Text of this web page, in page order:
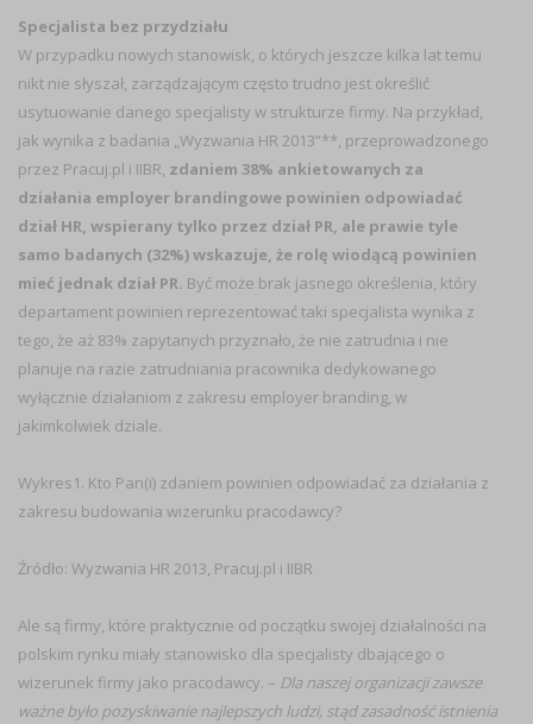
Specjalista bez przydziału
W przypadku nowych stanowisk, o których jeszcze kilka lat temu
nikt nie słyszał, zarządzającym często trudno jest określić
usytuowanie danego specjalisty w strukturze firmy. Na przykład,
jak wynika z badania „Wyzwania HR 2013”**, przeprowadzonego
przez Pracuj.pl i IIBR, zdaniem 38% ankietowanych za
działania employer brandingowe powinien odpowiadać
dział HR, wspierany tylko przez dział PR, ale prawie tyle
samo badanych (32%) wskazuje, że rolę wiodącą powinien
mieć jednak dział PR. Być może brak jasnego określenia, który
departament powinien reprezentować taki specjalista wynika z
tego, że aż 83% zapytanych przyznało, że nie zatrudnia i nie
planuje na razie zatrudniania pracownika dedykowanego
wyłącznie działaniom z zakresu employer branding, w
jakimkolwiek dziale.
Wykres1. Kto Pan(i) zdaniem powinien odpowiadać za działania z
zakresu budowania wizerunku pracodawcy?
Źródło: Wyzwania HR 2013, Pracuj.pl i IIBR
Ale są firmy, które praktycznie od początku swojej działalności na
polskim rynku miały stanowisko dla specjalisty dbającego o
wizerunek firmy jako pracodawcy. – Dla naszej organizacji zawsze
ważne było pozyskiwanie najlepszych ludzi, stąd zasadność istnienia